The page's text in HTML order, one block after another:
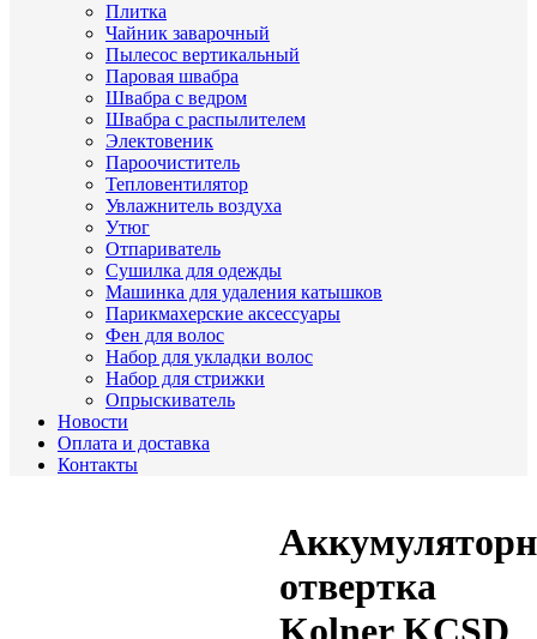
Плитка
Чайник заварочный
Пылесос вертикальный
Паровая швабра
Швабра с ведром
Швабра с распылителем
Электовеник
Пароочиститель
Тепловентилятор
Увлажнитель воздуха
Утюг
Отпариватель
Сушилка для одежды
Машинка для удаления катышков
Парикмахерские аксессуары
Фен для волос
Набор для укладки волос
Набор для стрижки
Опрыскиватель
Новости
Оплата и доставка
Контакты
отвертка